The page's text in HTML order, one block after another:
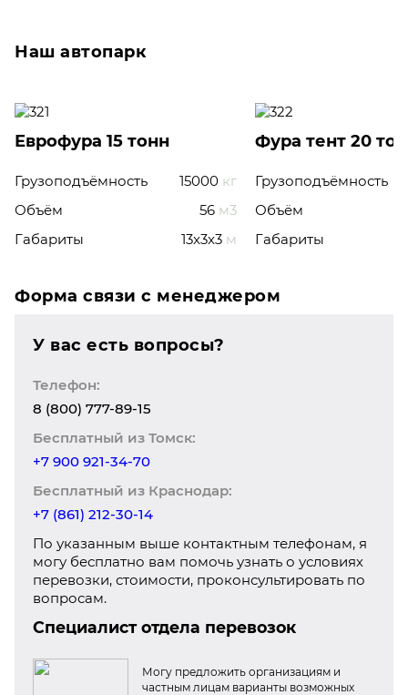
Наш автопарк
Еврофура 15 тонн
Грузоподъёмность 15000 кг
Объём
56 м3
Габариты
13x3x3 м
Фура тент 20
Грузоподъёмность
Объём
Габариты
Форма связи с менеджером
У вас есть вопросы?
Телефон:
8 (800) 777-89-15
Бесплатный из Томск:
+7 900 921-34-70
Бесплатный из Краснодар:
+7 (861) 212-30-14
По указанным выше контактным телефонам, я
могу бесплатно вам помочь узнать о условиях
перевозки, стоимости, проконсультировать по
вопросам.
Специалист отдела перевозок
Могу предложить организациям и
частным лицам варианты возможных